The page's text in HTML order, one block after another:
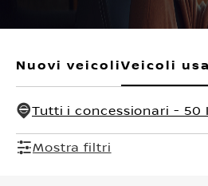
Nuovi veicoliVeicoli
Tutti i concessionari - 50
Mostra filtri